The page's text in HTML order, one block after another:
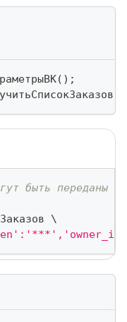
( ) ;
быть переданы
\